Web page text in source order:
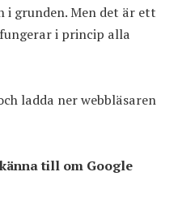
grunden. Men det är ett
i princip alla
ladda ner webbläsaren
till om Google